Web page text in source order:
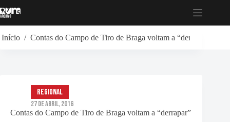
para
Início / Contas do Campo de Tiro de Braga voltam a “derrapar”
Contas do Campo de Tiro de Braga voltam a “derrapar”
Regional
27 de Abril, 2016